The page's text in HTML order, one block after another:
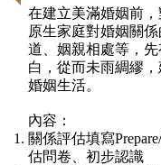
在建立美滿婚姻前，
原生家庭對婚姻關
道、姻親相處等，
白，從而未雨綢繆
婚姻生活。
內容：
關係評估填寫
估問卷、初步認識